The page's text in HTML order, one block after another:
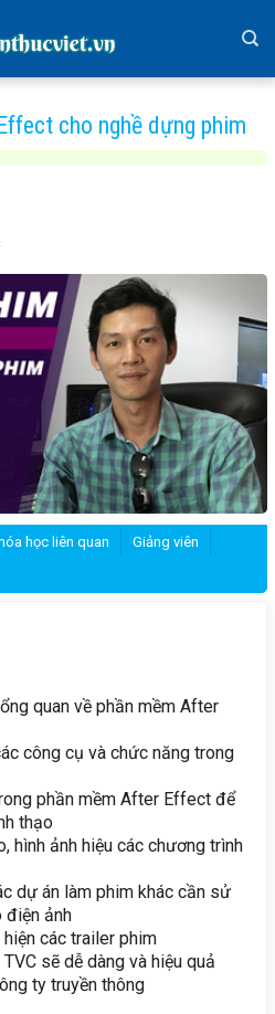
cho nghề dựng phim
học liên quan
Giảng viên
quan về phần mềm After
công cụ và chức năng trong
phần mềm After Effect để
thạo
hình ảnh hiệu các chương trình
dự án làm phim khác cần sử
điện ảnh
các trailer phim
sẽ dễ dàng và hiệu quả
ty truyền thông